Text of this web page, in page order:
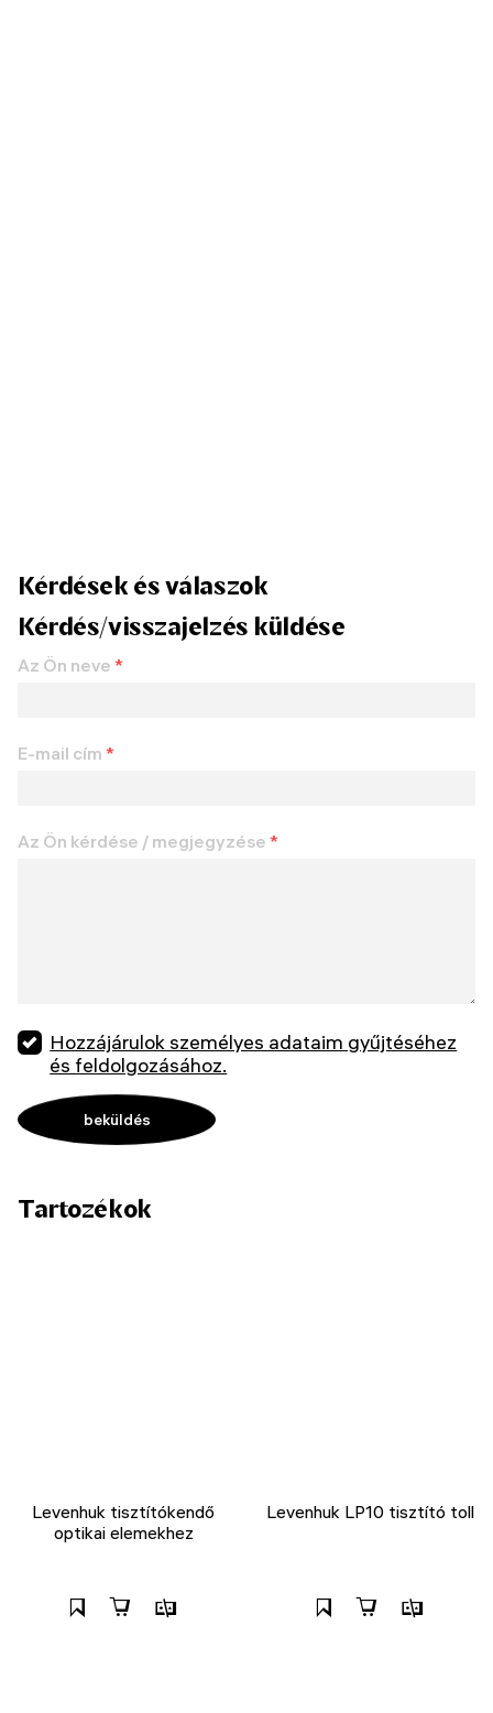
Kérdések és válaszok
Kérdés/visszajelzés küldése
Az Ön neve *
E-mail cím *
Az Ön kérdése / megjegyzése *
Hozzájárulok személyes adataim gyűjtéséhez
és feldolgozásához.
Tartozékok
Levenhuk tisztítókendő
optikai elemekhez
Levenhuk LP10 tisztító toll